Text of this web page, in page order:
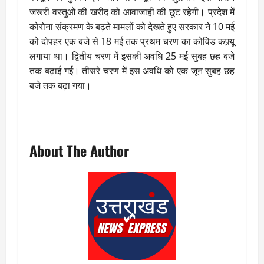
जरूरी वस्तुओं की खरीद को आवाजाही की छूट रहेगी। प्रदेश में
कोरोना संक्रमण के बढ़ते मामलों को देखते हुए सरकार ने 10 मई
को दोपहर एक बजे से 18 मई तक प्रथम चरण का कोविड कफ्र्यू
लगाया था। द्वितीय चरण में इसकी अवधि 25 मई सुबह छह बजे
तक बढ़ाई गई। तीसरे चरण में इस अवधि को एक जून सुबह छह
बजे तक बढ़ा गया।
About The Author